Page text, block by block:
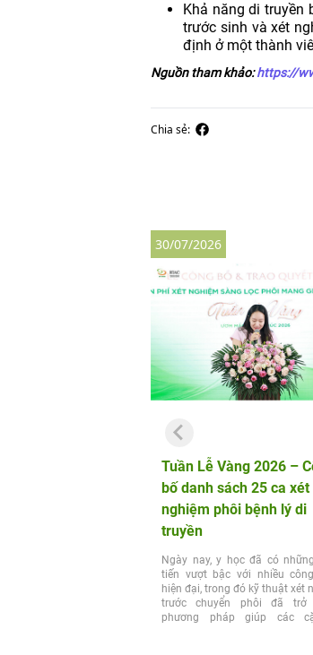
Khả năng di truyền
trước sinh và xét
định ở một thành
Nguồn tham khảo:https://
Chia sẻ:
Tuần Lễ Vàng 2026 –
bố danh sách 25 ca xét
nghiệm phôi bệnh lý di
truyền
Ngày nay, y học đã có
tiến vượt bậc với nhiều
hiện đại, trong đó kỹ thuật xét
trước chuyển phôi đã trở
phương pháp giúp các
30/07/2026